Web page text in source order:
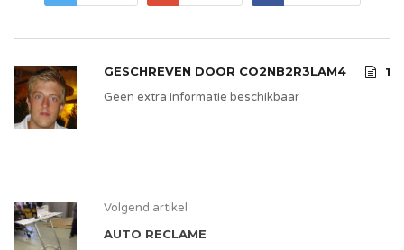
GESCHREVEN DOOR CO2NB2R3LAM4
1
Geen extra informatie beschikbaar
Volgend artikel
AUTO RECLAME